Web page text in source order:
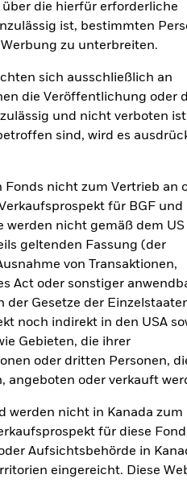
die hierfür erforderliche
ist, bestimmten
zu unterbreiten.
sich ausschließlich an
die Veröffentlichung oder
und nicht verboten
sind, wird es
Fonds nicht zum Vertrieb an
für BGF und
werden nicht gemäß dem US
geltenden Fassung (der
von Transaktionen,
Act oder sonstiger
Gesetze der
noch indirekt in den USA
Gebieten, die ihrer
oder dritten Personen,
angeboten oder verkauft
werden nicht in Kanada zum
für diese
Aufsichtsbehörde in
eingereicht. Diese
Namen des Fonds können
sind durch den Begriff
ist zudem auf
verbundenen erzielten Ertrags
Unterlagen
Jahren
beurteilen, wie das Produkt in
der Benchmark.